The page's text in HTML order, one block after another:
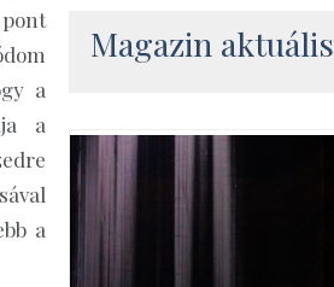
a
a
a
Magazin aktuális